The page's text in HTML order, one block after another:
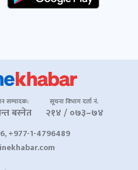
सम्पादक:
बस्नेत
सूचना विभाग दर्ता नं.
२१४ / ०७३–७४
+977-1-4796489